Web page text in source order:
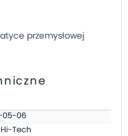
przemysłowej
05-06
Hi-Tech